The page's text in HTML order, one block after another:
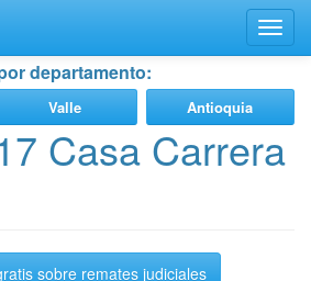
departamento:
Valle Antioquia
Casa Carrera
sobre remates judiciales